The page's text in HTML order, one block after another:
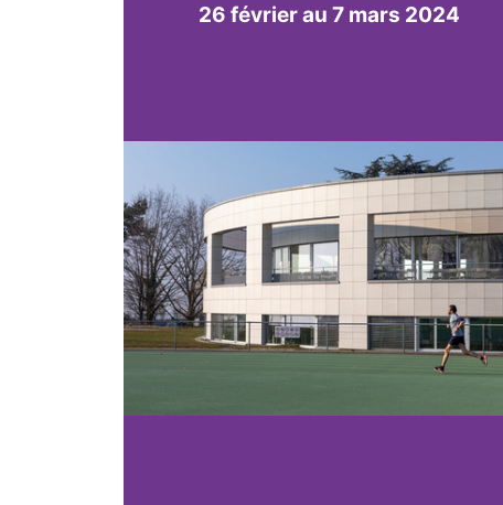
26 février au 7 mars 2024